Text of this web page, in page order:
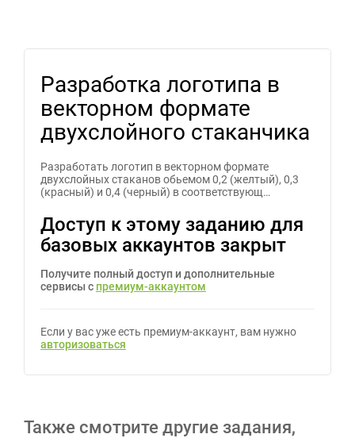
Разработка логотипа в
векторном формате
двухслойного стаканчика
Разработать логотип в векторном формате
двухслойных стаканов обьемом 0,2 (желтый), 0,3
(красный) и 0,4 (черный) в соответствующ…
Доступ к этому заданию для
базовых аккаунтов закрыт
Получите полный доступ и дополнительные
сервисы с премиум-аккаунтом
Если у вас уже есть премиум-аккаунт, вам нужно
авторизоваться
Также смотрите другие задания,